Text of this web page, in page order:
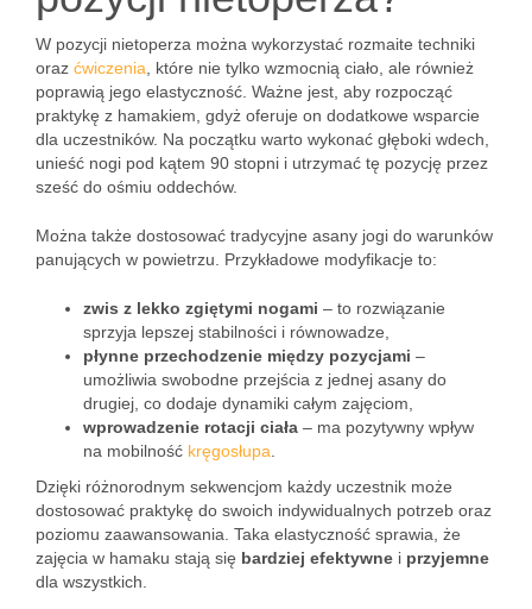
W pozycji nietoperza można wykorzystać rozmaite techniki
oraz ćwiczenia , które nie tylko wzmocnią ciało, ale również
poprawią jego elastyczność. Ważne jest, aby rozpocząć
praktykę z hamakiem, gdyż oferuje on dodatkowe wsparcie
dla uczestników. Na początku warto wykonać głęboki wdech,
unieść nogi pod kątem 90 stopni i utrzymać tę pozycję przez
sześć do ośmiu oddechów.
Można także dostosować tradycyjne asany jogi do warunków
panujących w powietrzu. Przykładowe modyfikacje to:
zwis z lekko zgiętymi nogami – to rozwiązanie
sprzyja lepszej stabilności i równowadze,
płynne przechodzenie między pozycjami –
umożliwia swobodne przejścia z jednej asany do
drugiej, co dodaje dynamiki całym zajęciom,
wprowadzenie rotacji ciała – ma pozytywny wpływ
na mobilność kręgosłupa
Dzięki różnorodnym sekwencjom każdy uczestnik może
dostosować praktykę do swoich indywidualnych potrzeb oraz
poziomu zaawansowania. Taka elastyczność sprawia, że
zajęcia w hamaku stają się bardziej efektywne i przyjemne
dla wszystkich.